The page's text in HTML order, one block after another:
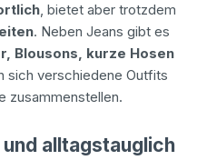
, bietet aber trotzdem
. Neben Jeans gibt es
Blousons, kurze Hosen
sich verschiedene Outfits
zusammenstellen.
alltagstauglich